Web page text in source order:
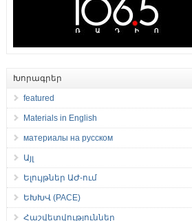
Խորագրեր
featured
Materials in English
материалы на русском
Այլ
Ելույթներ ԱԺ-ում
ԵԽԽՎ (PACE)
Հաշվետվություններ